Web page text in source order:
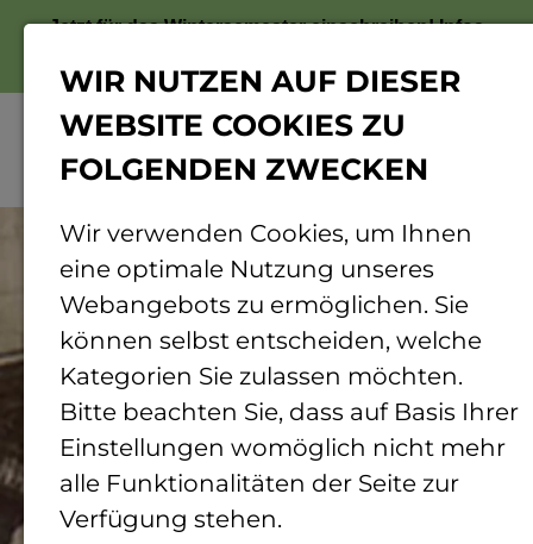
Jetzt für das Wintersemester einschreiben!Infos
WIR NUTZEN AUF DIESER
WEBSITE COOKIES ZU
FOLGENDEN ZWECKEN
Wir verwenden Cookies, um Ihnen
eine optimale Nutzung unseres
Webangebots zu ermöglichen. Sie
können selbst entscheiden, welche
Kategorien Sie zulassen möchten.
Bitte beachten Sie, dass auf Basis Ihrer
Einstellungen womöglich nicht mehr
alle Funktionalitäten der Seite zur
Verfügung stehen.